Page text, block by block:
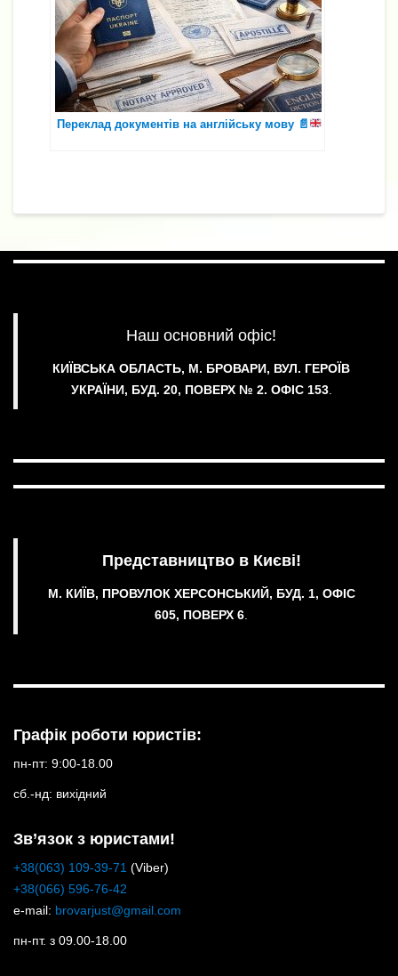
Переклад документів на англійську мову 📄
Наш основний офіс!
КИЇВСЬКА ОБЛАСТЬ, М. БРОВАРИ, ВУЛ. ГЕРОЇВ
УКРАЇНИ, БУД. 20, ПОВЕРХ № 2. ОФІС 153.
Представництво в Києві!
М. КИЇВ, ПРОВУЛОК ХЕРСОНСЬКИЙ, БУД. 1, ОФІС
605, ПОВЕРХ 6
Графік роботи юристів:
пн-пт: 9:00-18.00
сб.-нд: вихідний
Зв’язок з юристами!
+38(063) 109-39-71 (Viber)
+38(066) 596-76-42
e-mail: brovarjust@gmail.com
пн-пт. з 09.00-18.00